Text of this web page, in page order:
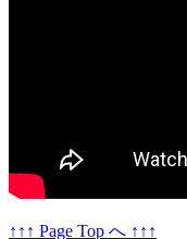
↑↑↑ Page Top へ ↑↑↑